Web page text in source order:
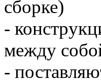
сборке)
-
между
-